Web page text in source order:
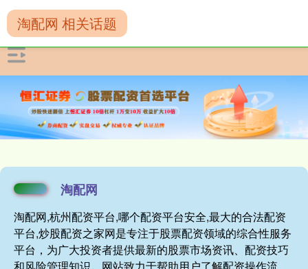
淘配网
淘配网,杭州配资平台,哪个配资平台安全,最大的合法配资
平台,炒股配资之家网是专注于股票配资领域的综合性服务
平台，为广大投资者提供最新的股票市场资讯、配资技巧
淘配网 相关话题